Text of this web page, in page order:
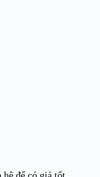
để có giá tốt